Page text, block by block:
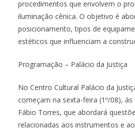
procedimentos que envolvem o
iluminação cênica. O objetivo é
posicionamento, tipos de
estéticos que influenciam a
Programação – Palácio da Justiça
No Centro Cultural Palácio da
começam na sexta-feira (1º/08),
Fábio Torres, que abordará
relacionadas aos instrumentos e